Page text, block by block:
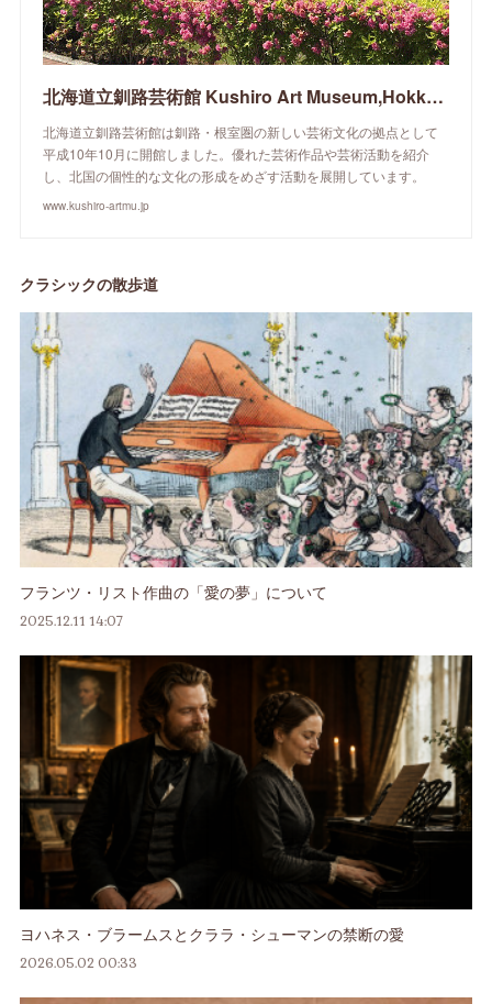
北海道立釧路芸術館 Kushiro Art Museum,Hokkaido
北海道立釧路芸術館は釧路・根室圏の新しい芸術文化の拠点として
平成10年10月に開館しました。優れた芸術作品や芸術活動を紹介
し、北国の個性的な文化の形成をめざす活動を展開しています。
www.kushiro-artmu.jp
クラシックの散歩道
フランツ・リスト作曲の「愛の夢」について
2025.12.11 14:07
ヨハネス・ブラームスとクララ・シューマンの禁断の愛
2026.05.02 00:33